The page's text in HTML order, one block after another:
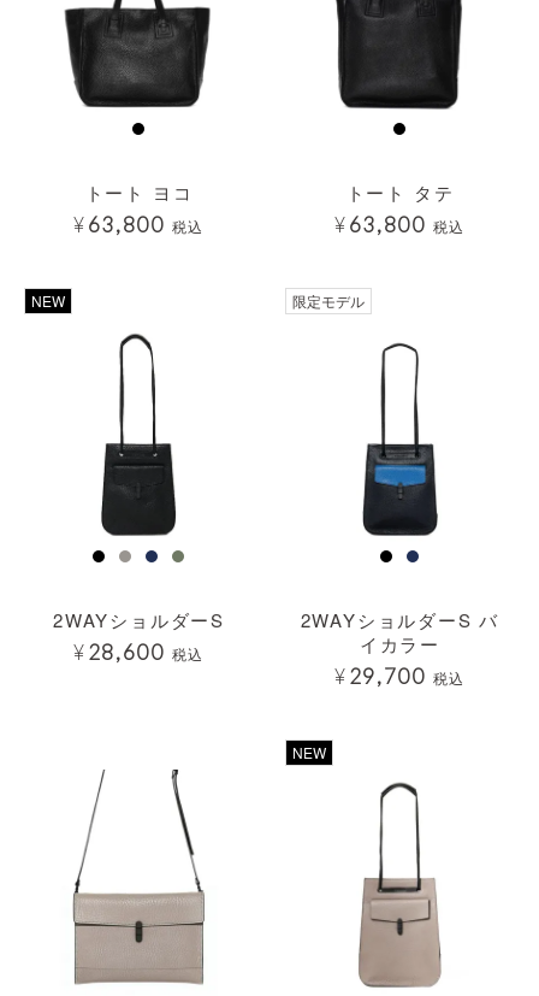
トート ヨコ
¥63,800 税込
トート タテ
¥63,800 税込
NEW
2WAYショルダーS
¥28,600 税込
限定モデル
2WAYショルダーS バ
イカラー
¥29,700 税込
NEW